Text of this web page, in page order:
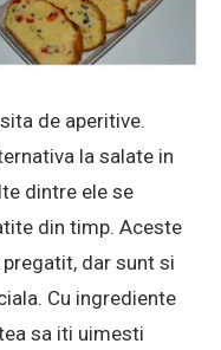
de aperitive.
la salate in
dintre ele se
din timp. Aceste
dar sunt si
Cu ingrediente
sa iti uimesti